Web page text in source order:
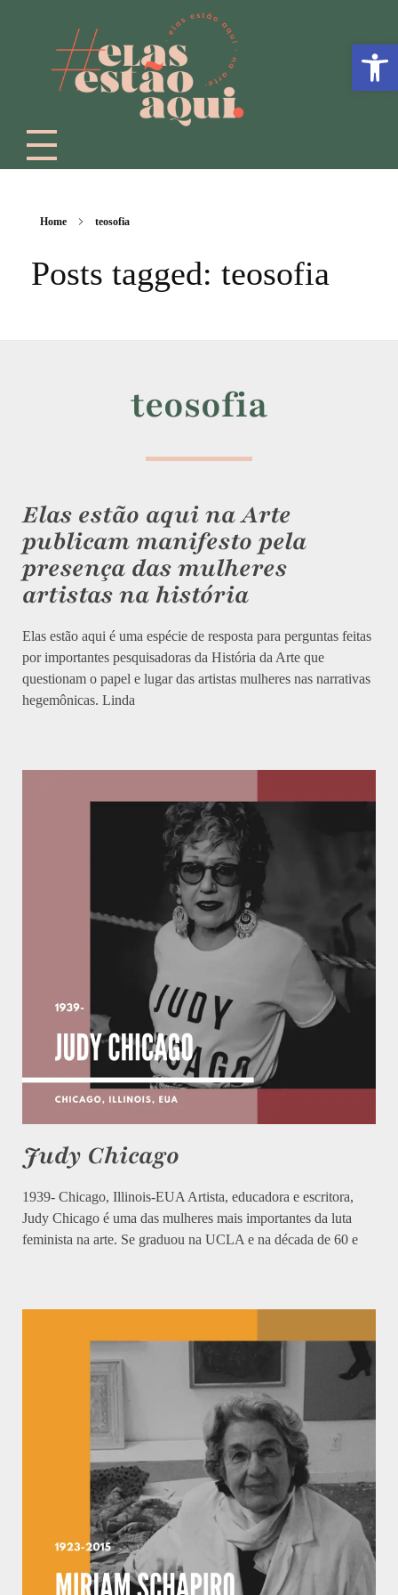
Home teosofia
Posts tagged: teosofia
teosofia
Elas estão aqui na Arte
publicam manifesto pela
presença das mulheres
artistas na história
Elas estão aqui é uma espécie de resposta para perguntas feitas
por importantes pesquisadoras da História da Arte que
questionam o papel e lugar das artistas mulheres nas narrativas
hegemônicas. Linda
Judy Chicago
1939- Chicago, Illinois-EUA Artista, educadora e escritora,
Judy Chicago é uma das mulheres mais importantes da luta
feminista na arte. Se graduou na UCLA e na década de 60 e
Abrir a